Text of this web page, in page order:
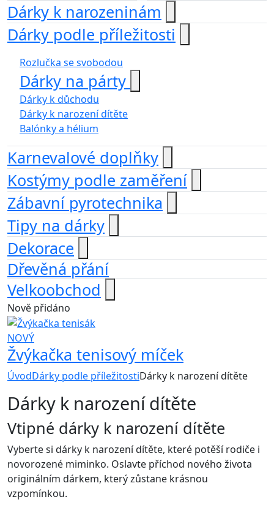
Dárky k narozeninám
Dárky podle příležitosti
Rozlučka se svobodou
Dárky na párty
Dárky k důchodu
Dárky k narození dítěte
Balónky a hélium
Karnevalové doplňky
Kostýmy podle zaměření
Zábavní pyrotechnika
Tipy na dárky
Dekorace
Dřevěná přání
Velkoobchod
Nově přidáno
NOVÝ
Žvýkačka tenisový míček
ÚvodDárky podle příležitostiDárky k narození dítěte
Dárky k narození dítěte
Vtipné dárky k narození dítěte
Vyberte si dárky k narození dítěte, které potěší rodiče i
novorozené miminko. Oslavte příchod nového života
originálním dárkem, který zůstane krásnou
vzpomínkou.